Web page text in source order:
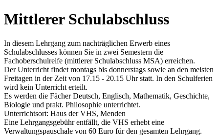
Mittlerer Schulabschluss
In diesem Lehrgang zum nachträglichen Erwerb eines
Schulabschlusses können Sie in zwei Semestern die
Fachoberschulreife (mittlerer Schulabschluss MSA) erreichen.
Der Unterricht findet montags bis donnerstags sowie an den meisten
Freitagen in der Zeit von 17.15 - 20.15 Uhr statt. In den Schulferien
wird kein Unterricht erteilt.
Es werden die Fächer Deutsch, Englisch, Mathematik, Geschichte,
Biologie und prakt. Philosophie unterrichtet.
Unterrichtsort: Haus der VHS, Menden
Eine Lehrgangsgebühr entfällt, die VHS erhebt eine
Verwaltungspauschale von 60 Euro für den gesamten Lehrgang.